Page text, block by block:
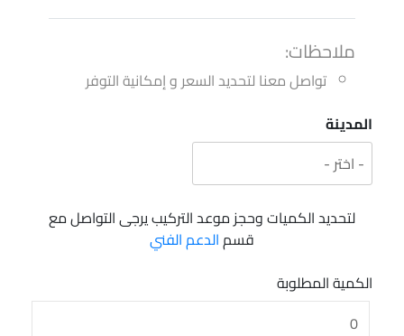
ملاحظات:
تواصل معنا لتحديد السعر و إمكانية التوفر
المدينة
لتحديد الكميات وحجز موعد التركيب يرجى التواصل مع
قسمالدعم الفني
الكمية المطلوبة